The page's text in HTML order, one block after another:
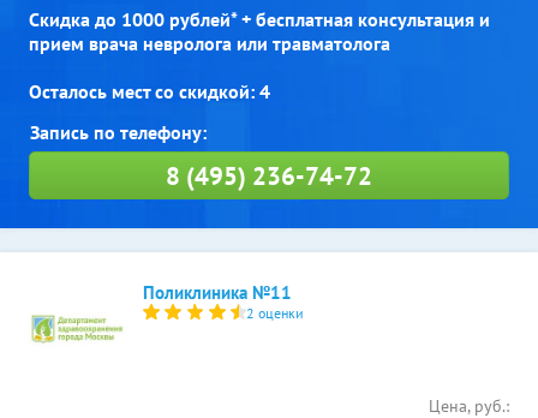
Скидка до 1000 рублей* + бесплатная консультация и
прием врача невролога или травматолога
Осталось мест со скидкой: 4
8 (495) 236-74-72
Поликлиника №11
2 оценки
Цена, руб.: